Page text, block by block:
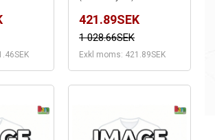
421.89SEK
1 028.66SEK
Exkl moms: 421.89SEK